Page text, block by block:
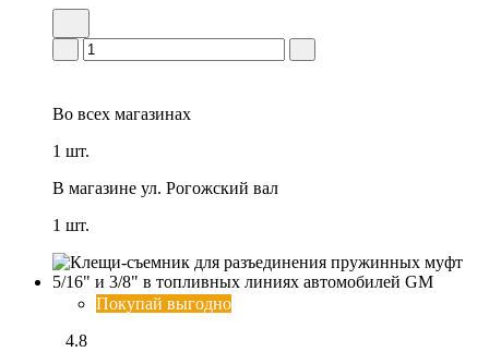
Во всех магазинах
1 шт.
В магазине ул. Рогожский вал
1 шт.
Покупай выгодно
4.8